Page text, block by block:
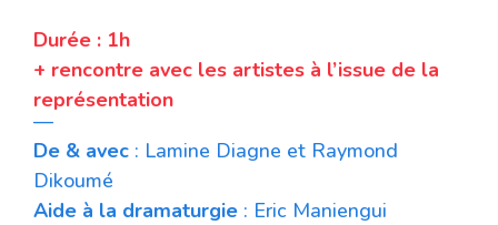
Durée : 1h
+ rencontre avec les artistes à l’issue de la
représentation
—
De & avec : Lamine Diagne et Raymond
Dikoumé
Aide à la dramaturgie : Eric Maniengui